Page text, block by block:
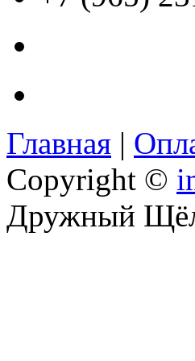
Главная |
Copyright ©
Дружный